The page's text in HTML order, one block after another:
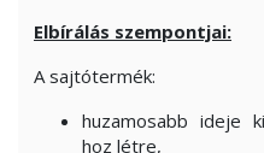
Elbírálás szempontjai:
A sajtótermék:
huzamosabb ideje
hoz létre,